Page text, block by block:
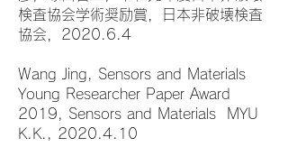
検査協会学術奨励賞，日本非破壊検査
協会，2020.6.4
Wang Jing, Sensors and Materials
Young Researcher Paper Award
2019, Sensors and Materials MYU
K.K., 2020.4.10